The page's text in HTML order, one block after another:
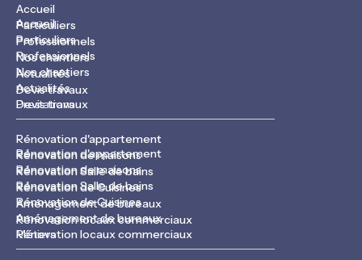
Accueil
Accueil
Particuliers
Particuliers
Professionnels
Professionnels
Nos chantiers
Nos chantiers
Actualités
Actualités
Devis travaux
Devis travaux
Prestations
Rénovation d'appartement
Rénovation d'appartement
Rénovation de maisons
Rénovation de maisons
Rénovation Salle de bains
Rénovation Salle de bains
Rénovation de Cuisines
Rénovation de Cuisines
Aménagement de bureaux
Aménagement de bureaux
Rénovation locaux commerciaux
Rénovation locaux commerciaux
Métiers